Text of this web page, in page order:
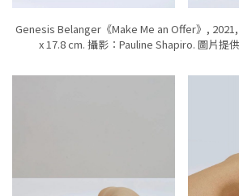
Genesis Belanger《Make Me an Offer》,
x 17.8 cm. 攝影：Pauline Shapiro. 圖片提